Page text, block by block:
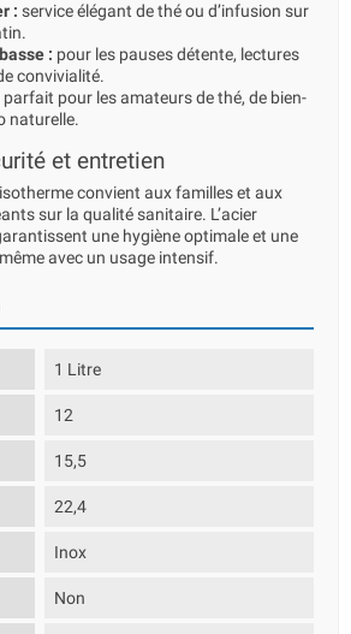
: service élégant de thé ou d’infusion sur
: pour les pauses détente, lectures
convivialité.
parfait pour les amateurs de thé, de bien-
naturelle.
et entretien
convient aux familles et aux
sur la qualité sanitaire. L’acier
une hygiène optimale et une
avec un usage intensif.
1 Litre
12
15,5
22,4
Inox
Non